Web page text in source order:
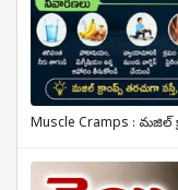
Muscle Cramps : మజిల్